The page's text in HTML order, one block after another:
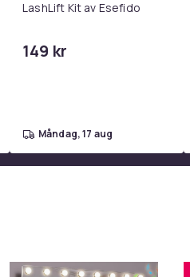
LashLift Kit av Esefido
149 kr
måndag, 17 aug